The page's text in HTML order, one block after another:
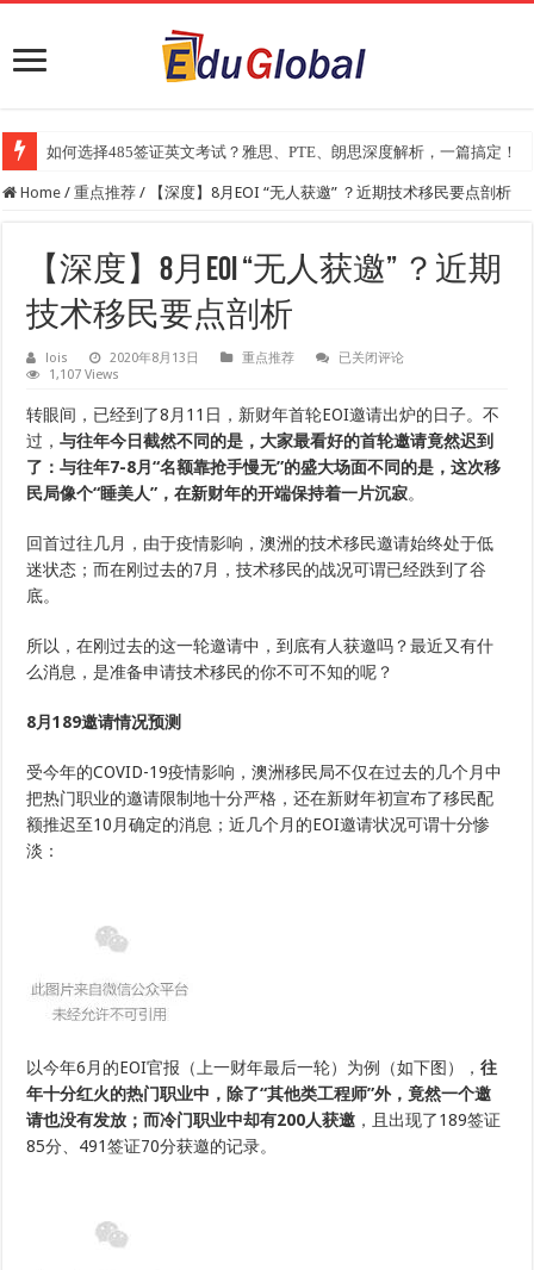
如何选择485签证英文考试？雅思、PTE、朗思深度解析，一篇搞定！
2025年《澳洲金融评论报》大学排名出炉：一份关乎本地就业与声誉的
Home / 重点推荐 / 【深度】8月EOI “无人获邀” ？近期技术移民要点剖析
【深度】8月EOI “无人获邀” ？近期
技术移民要点剖析
lois 2020年8月13日 重点推荐
【深
月
EOI
“无
人
获
邀”
期
技
要
点
剖
已关闭评论
1,107 Views
转眼间，已经到了8月11日，新财年首轮EOI邀请出炉的日子。不
过，与往年今日截然不同的是，大家最看好的首轮邀请竟然迟到
了：与往年7-8月“名额靠抢手慢无”的盛大场面不同的是，这次移
民局像个“睡美人”，在新财年的开端保持着一片沉寂。
回首过往几月，由于疫情影响，澳洲的技术移民邀请始终处于低
迷状态；而在刚过去的7月，技术移民的战况可谓已经跌到了谷
底。
所以，在刚过去的这一轮邀请中，到底有人获邀吗？最近又有什
么消息，是准备申请技术移民的你不可不知的呢？
8月189邀请情况预测
受今年的COVID-19疫情影响，澳洲移民局不仅在过去的几个月中
把热门职业的邀请限制地十分严格，还在新财年初宣布了移民配
额推迟至10月确定的消息；近几个月的EOI邀请状况可谓十分惨
淡：
以今年6月的EOI官报（上一财年最后一轮）为例（如下图），往
年十分红火的热门职业中，除了“其他类工程师”外，竟然一个邀
请也没有发放；而冷门职业中却有200人获邀 ，且出现了189签证
85分、491签证70分获邀的记录。